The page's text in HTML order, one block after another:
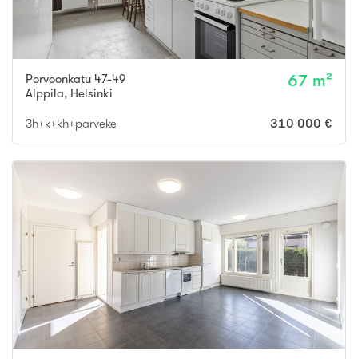
Porvoonkatu 47-49
Alppila, Helsinki
67 m²
3h+k+kh+parveke 310 000 €